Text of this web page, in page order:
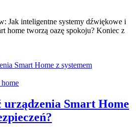
Jak inteligentne systemy dźwiękowe i
home tworzą oazę spokoju? Koniec z
urządzenia Smart Home